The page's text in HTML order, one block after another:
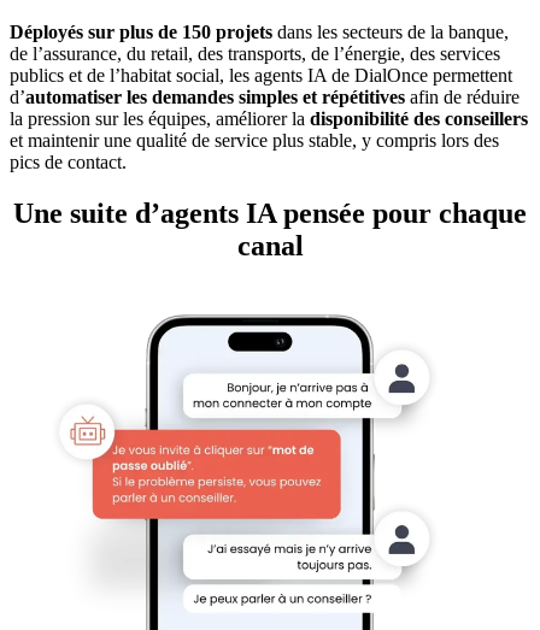
Déployés sur plus de 150 projets dans les secteurs de la banque,
de l’assurance, du retail, des transports, de l’énergie, des services
publics et de l’habitat social, les agents IA de DialOnce permettent
d’automatiser les demandes simples et répétitives afin de réduire
la pression sur les équipes, améliorer la disponibilité des conseillers
et maintenir une qualité de service plus stable, y compris lors des
pics de contact.
Une suite d’agents IA pensée pour chaque
canal